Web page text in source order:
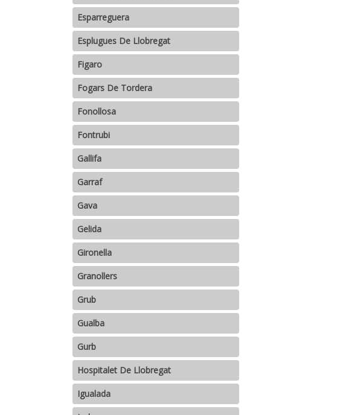
Esparreguera
Esplugues De Llobregat
Figaro
Fogars De Tordera
Fonollosa
Fontrubi
Gallifa
Garraf
Gava
Gelida
Gironella
Granollers
Grub
Gualba
Gurb
Hospitalet De Llobregat
Igualada